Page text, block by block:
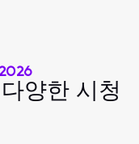
양한 시청